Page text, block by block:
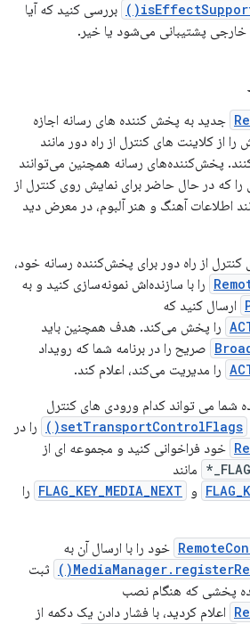
بررسی کنید که آیا
خارجی پشتیبانی می‌شود یا خیر.
جدید به پخش کننده های رسانه اجازه
از کلاینت های کنترل از راه دور مانند
پخش‌کننده‌های رسانه همچنین می‌توانند
را که در حال حاضر برای نمایش روی کنترل از
اطلاعات آهنگ و هنر آلبوم، در معرض دید
از راه دور برای پخش‌کننده رسانه خود،
را با سازنده‌اش نمونه‌سازی کنید و به
ارسال کنید که
را پخش می‌کند. هدف همچنین باید
صریح را در برنامه شما که رویداد
را مدیریت می‌کند، اعلام کند.
شما می تواند کدام ورودی های کنترل
setTransportControlFlags() را در
خود فراخوانی کنید و مجموعه ای از
مانند
و FLAG_KEY_MEDIA_NEXT را
خود را با ارسال آن به
ثبت
پخشی که هنگام نصب
اعلام کردید، با فشار دادن یک دکمه از